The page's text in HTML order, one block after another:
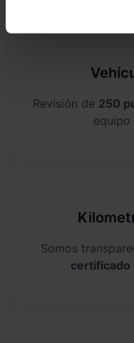
Revisión de 250
equipo
Somos
certificado